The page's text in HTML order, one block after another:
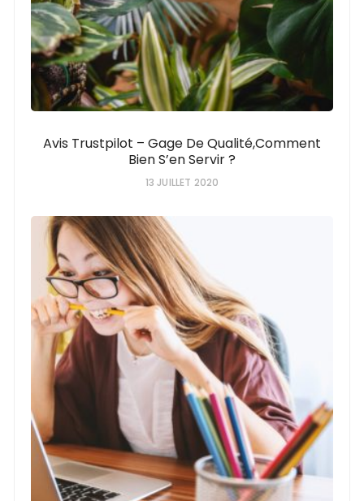
Avis Trustpilot – Gage De Qualité,comment
Bien S’en Servir ?
13 JUILLET 2020